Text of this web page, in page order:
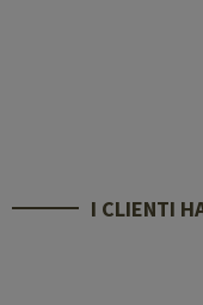
I CLIENTI